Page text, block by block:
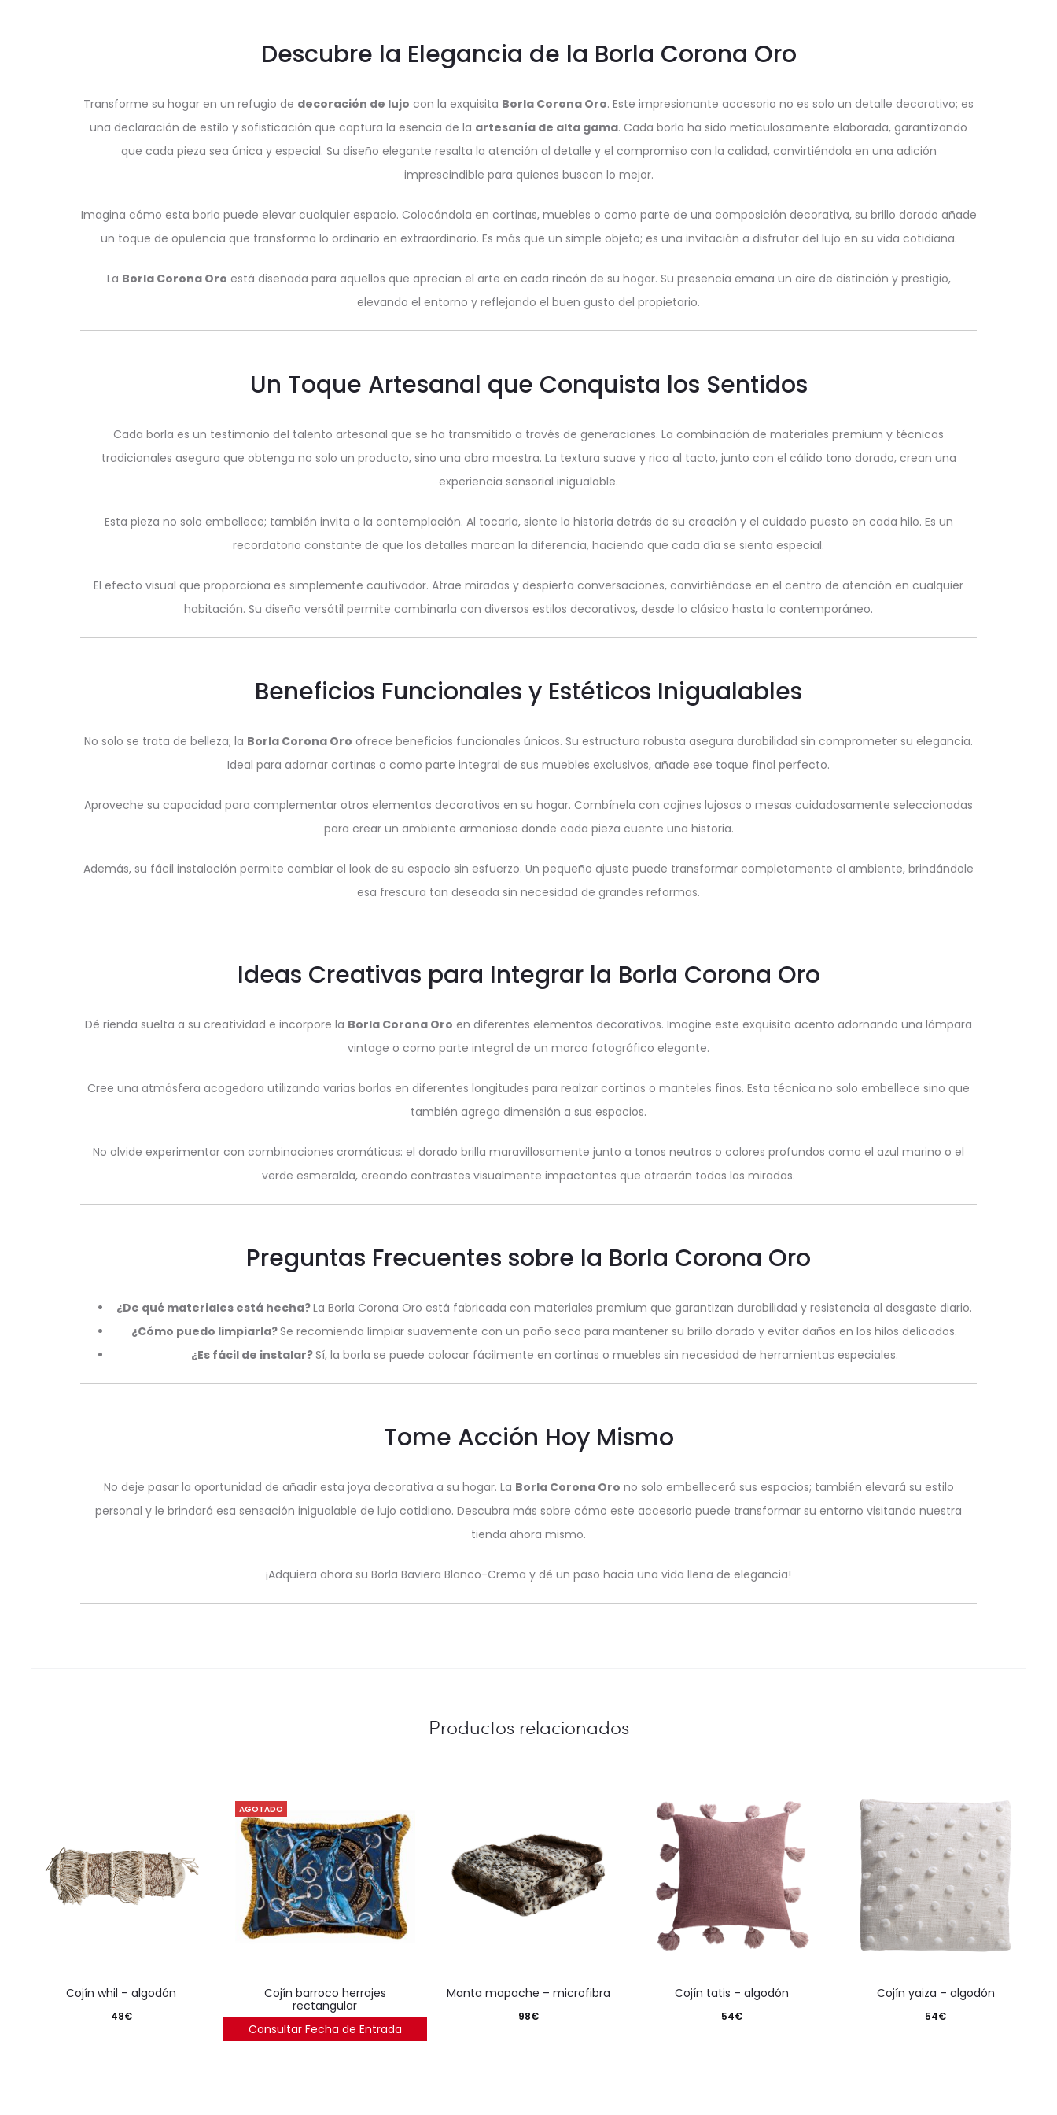
Descubre la Elegancia de la Borla Corona Oro
Transforme su hogar en un refugio de decoración de lujo con la exquisita Borla Corona Oro. Este impresionante accesorio no es solo un detalle decorativo; es
una declaración de estilo y sofisticación que captura la esencia de la artesanía de alta gama. Cada borla ha sido meticulosamente elaborada, garantizando
que cada pieza sea única y especial. Su diseño elegante resalta la atención al detalle y el compromiso con la calidad, convirtiéndola en una adición
imprescindible para quienes buscan lo mejor.
Imagina cómo esta borla puede elevar cualquier espacio. Colocándola en cortinas, muebles o como parte de una composición decorativa, su brillo dorado añade
un toque de opulencia que transforma lo ordinario en extraordinario. Es más que un simple objeto; es una invitación a disfrutar del lujo en su vida cotidiana.
La Borla Corona Oro está diseñada para aquellos que aprecian el arte en cada rincón de su hogar. Su presencia emana un aire de distinción y prestigio,
elevando el entorno y reflejando el buen gusto del propietario.
Un Toque Artesanal que Conquista los Sentidos
Cada borla es un testimonio del talento artesanal que se ha transmitido a través de generaciones. La combinación de materiales premium y técnicas
tradicionales asegura que obtenga no solo un producto, sino una obra maestra. La textura suave y rica al tacto, junto con el cálido tono dorado, crean una
experiencia sensorial inigualable.
Esta pieza no solo embellece; también invita a la contemplación. Al tocarla, siente la historia detrás de su creación y el cuidado puesto en cada hilo. Es un
recordatorio constante de que los detalles marcan la diferencia, haciendo que cada día se sienta especial.
El efecto visual que proporciona es simplemente cautivador. Atrae miradas y despierta conversaciones, convirtiéndose en el centro de atención en cualquier
habitación. Su diseño versátil permite combinarla con diversos estilos decorativos, desde lo clásico hasta lo contemporáneo.
Beneficios Funcionales y Estéticos Inigualables
No solo se trata de belleza; la Borla Corona Oro ofrece beneficios funcionales únicos. Su estructura robusta asegura durabilidad sin comprometer su elegancia.
Ideal para adornar cortinas o como parte integral de sus muebles exclusivos, añade ese toque final perfecto.
Aproveche su capacidad para complementar otros elementos decorativos en su hogar. Combínela con cojines lujosos o mesas cuidadosamente seleccionadas
para crear un ambiente armonioso donde cada pieza cuente una historia.
Además, su fácil instalación permite cambiar el look de su espacio sin esfuerzo. Un pequeño ajuste puede transformar completamente el ambiente, brindándole
esa frescura tan deseada sin necesidad de grandes reformas.
Ideas Creativas para Integrar la Borla Corona Oro
Dé rienda suelta a su creatividad e incorpore la Borla Corona Oro en diferentes elementos decorativos. Imagine este exquisito acento adornando una lámpara
vintage o como parte integral de un marco fotográfico elegante.
Cree una atmósfera acogedora utilizando varias borlas en diferentes longitudes para realzar cortinas o manteles finos. Esta técnica no solo embellece sino que
también agrega dimensión a sus espacios.
No olvide experimentar con combinaciones cromáticas: el dorado brilla maravillosamente junto a tonos neutros o colores profundos como el azul marino o el
verde esmeralda, creando contrastes visualmente impactantes que atraerán todas las miradas.
Preguntas Frecuentes sobre la Borla Corona Oro
¿De qué materiales está hecha?La Borla Corona Oro está fabricada con materiales premium que garantizan durabilidad y resistencia al desgaste diario.
¿Cómo puedo limpiarla?Se recomienda limpiar suavemente con un paño seco para mantener su brillo dorado y evitar daños en los hilos delicados.
¿Es fácil de instalar?Sí, la borla se puede colocar fácilmente en cortinas o muebles sin necesidad de herramientas especiales.
Tome Acción Hoy Mismo
No deje pasar la oportunidad de añadir esta joya decorativa a su hogar. La Borla Corona Oro no solo embellecerá sus espacios; también elevará su estilo
personal y le brindará esa sensación inigualable de lujo cotidiano. Descubra más sobre cómo este accesorio puede transformar su entorno visitando nuestra
tienda ahora mismo.
¡Adquiera ahora su Borla Baviera Blanco-Crema y dé un paso hacia una vida llena de elegancia!
Productos relacionados
cojín whil – algodón
48€
AGOTADO
cojín barroco herrajes
rectangular
70€
Consultar Fecha de Entrada
manta mapache – microfibra
98€
cojín tatis – algodón
54€
cojín yaiza – algodón
54€